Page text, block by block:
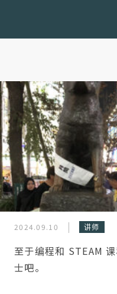
2024.09.10 讲师
至于编程和 STEAM
士吧。